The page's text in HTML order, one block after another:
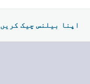
اپنا بیلنس چیک کریں